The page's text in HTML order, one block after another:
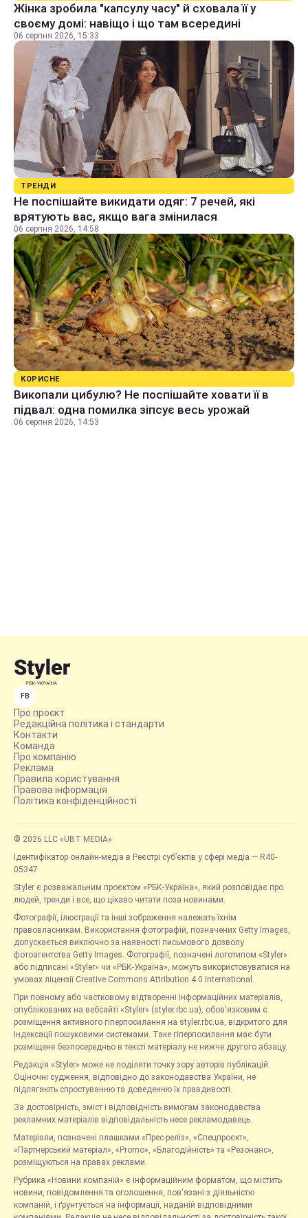
Жінка зробила "капсулу часу" й сховала її у
своєму домі: навіщо і що там всередині
06 серпня 2026, 15:33
ТРЕНДИ
Не поспішайте викидати одяг: 7 речей, які
врятують вас, якщо вага змінилася
06 серпня 2026, 14:58
КОРИСНЕ
Викопали цибулю? Не поспішайте ховати її в
підвал: одна помилка зіпсує весь урожай
06 серпня 2026, 14:53
FB
Про проєкт
Редакційна політика і стандарти
Контакти
Команда
Про компанію
Реклама
Правила користування
Правова інформація
Політика конфіденційності
© 2026 LLC «UBT MEDIA»
Ідентифікатор онлайн-медіа в Реєстрі суб’єктів у сфері медіа — R40-
05347
Styler є розважальним проєктом «РБК-Україна», який розповідає про
людей, тренди і все, що цікаво читати поза новинами.
Фотографії, ілюстрації та інші зображення належать їхнім
правовласникам. Використання фотографій, позначених Getty Images,
допускається виключно за наявності письмового дозволу
фотоагентства Getty Images. Фотографії, позначені логотипом «Styler»
або підписані «Styler» чи «РБК-Україна», можуть використовуватися на
умовах ліцензії Creative Commons Attribution 4.0 International.
При повному або частковому відтворенні інформаційних матеріалів,
опублікованих на вебсайті «Styler» (styler.rbc.ua), обов'язковим є
розміщення активного гіперпосилання на styler.rbc.ua, відкритого для
індексації пошуковими системами. Таке гіперпосилання має бути
розміщене безпосередньо в тексті матеріалу не нижче другого абзацу.
Редакція «Styler» може не поділяти точку зору авторів публікацій.
Оціночні судження, відповідно до законодавства України, не
підлягають спростуванню та доведенню їх правдивості.
За достовірність, зміст і відповідність вимогам законодавства
рекламних матеріалів відповідальність несе рекламодавець.
Матеріали, позначені плашками «Прес-реліз», «Спецпроєкт»,
«Партнерський матеріал», «Promo», «Благодійність» та «Резонанс»,
розміщуються на правах реклами.
Рубрика «Новини компаній» є інформаційним форматом, що містить
новини, повідомлення та оголошення, пов'язані з діяльністю
компаній, і ґрунтується на інформації, наданій відповідними